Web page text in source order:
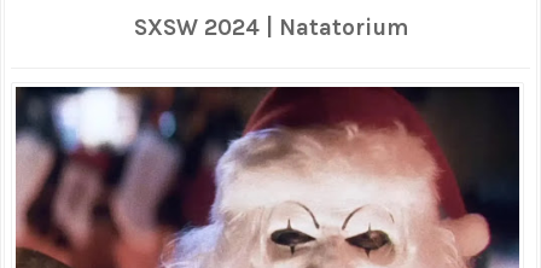
SXSW 2024 | Natatorium